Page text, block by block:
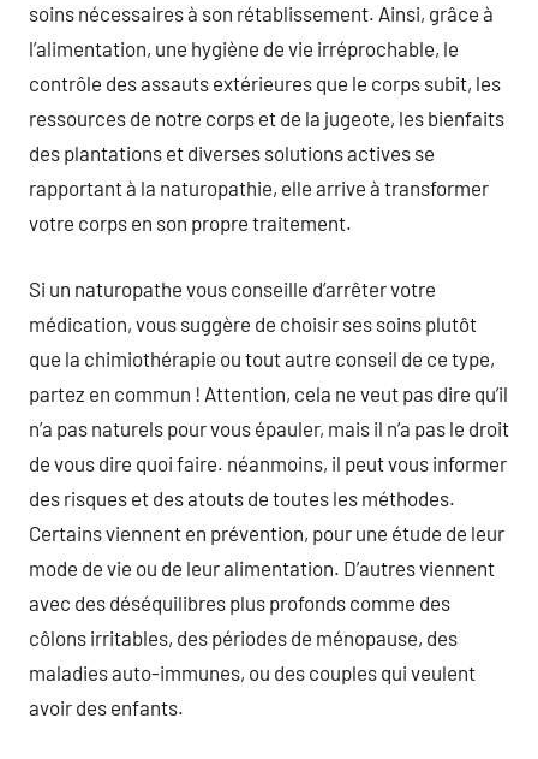
soins nécessaires à son rétablissement. Ainsi, grâce à
l’alimentation, une hygiène de vie irréprochable, le
contrôle des assauts extérieures que le corps subit, les
ressources de notre corps et de la jugeote, les bienfaits
des plantations et diverses solutions actives se
rapportant à la naturopathie, elle arrive à transformer
votre corps en son propre traitement.
Si un naturopathe vous conseille d’arrêter votre
médication, vous suggère de choisir ses soins plutôt
que la chimiothérapie ou tout autre conseil de ce type,
partez en commun ! Attention, cela ne veut pas dire qu’il
n’a pas naturels pour vous épauler, mais il n’a pas le droit
de vous dire quoi faire. néanmoins, il peut vous informer
des risques et des atouts de toutes les méthodes.
Certains viennent en prévention, pour une étude de leur
mode de vie ou de leur alimentation. D’autres viennent
avec des déséquilibres plus profonds comme des
côlons irritables, des périodes de ménopause, des
maladies auto-immunes, ou des couples qui veulent
avoir des enfants.